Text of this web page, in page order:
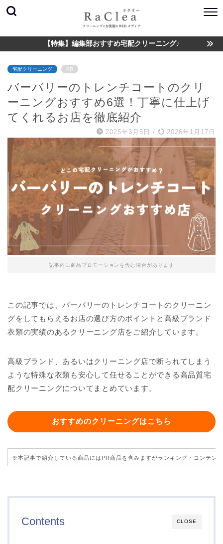
【特集】編集部おすすめ宅配クリーニング♪
宅配クリーニング PR
バーバリーのトレンチコートのクリ
ーニングおすすめ6選！丁寧に仕上げ
てくれるお店を徹底紹介
2025年3月5日 / 2026年1月17日
記事内に商品プロモーションを含む場合があります
この記事では、バーバリーのトレンチコートのクリーニン
グをしてもらえるお店の選び方のポイントと高級ブランド
衣類の実績のあるクリーニング店をご紹介しています。
高級ブランド、あるいはクリーニング店で断られてしまう
ような特殊な衣類も安心して任せることができる高品質宅
配クリーニングについてまとめています。
おすすめのクリーニングはこちら
※本記事で紹介している商品にはPR商品を含みますがランキング・コンテン
CLOSE
Contents